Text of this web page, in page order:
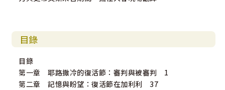
目錄
目錄
第一章 耶路撒冷的復活節：審判與被審判 1
第二章 記憶與盼望：復活節在加利利 37